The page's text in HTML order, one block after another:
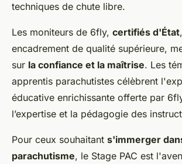
techniques de chute libre.
Les moniteurs de 6fly, certifiés d'État
encadrement de qualité supérieure,
sur la confiance et la maîtrise. Les
apprentis parachutistes célèbrent
éducative enrichissante offerte par
l’expertise et la pédagogie des
Pour ceux souhaitant s'immerger
parachutisme, le Stage PAC est